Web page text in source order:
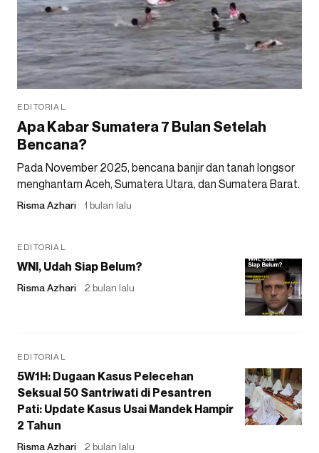
EDITORIAL
Apa Kabar Sumatera 7 Bulan Setelah
Bencana?
Pada November 2025, bencana banjir dan tanah longsor
menghantam Aceh, Sumatera Utara, dan Sumatera Barat.
Risma Azhari 1 bulan lalu
EDITORIAL
WNI, Udah Siap Belum?
Risma Azhari 2 bulan lalu
EDITORIAL
5W1H: Dugaan Kasus Pelecehan
Seksual 50 Santriwati di Pesantren
Pati: Update Kasus Usai Mandek Hampir
2 Tahun
Risma Azhari 2 bulan lalu